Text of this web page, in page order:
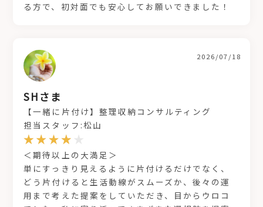
る方で、初対面でも安心してお願いできました！
SHさま
2026/07/18
【一緒に片付け】整理収納コンサルティング
担当スタッフ:松山
＜期待以上の大満足＞
単にすっきり見えるように片付けるだけでなく、
どう片付けると生活動線がスムーズか、後々の運
用まで考えた提案をしていただき、目からウロコ